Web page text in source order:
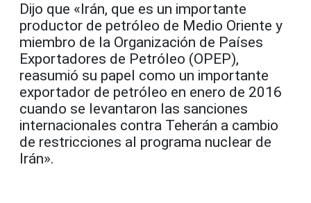
Dijo que «Irán, que es un importante
productor de petróleo de Medio Oriente y
miembro de la Organización de Países
Exportadores de Petróleo (OPEP),
reasumió su papel como un importante
exportador de petróleo en enero de 2016
cuando se levantaron las sanciones
internacionales contra Teherán a cambio
de restricciones al programa nuclear de
Irán».